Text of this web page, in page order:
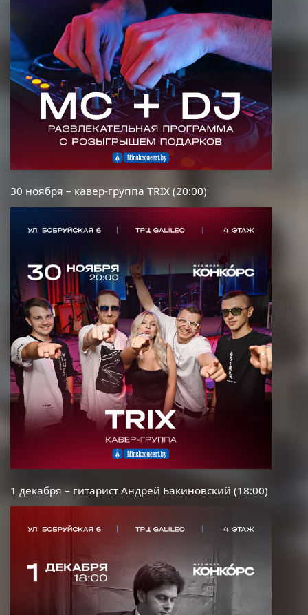
30 ноября – кавер-группа TRIX (20:00)
1 декабря – гитарист Андрей Бакиновский (18:00)